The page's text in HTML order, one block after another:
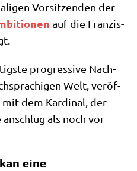
Vor­sit­zen­den der
auf die Fran­zis­
pro­gres­si­ve Nach­
Welt, ver­öf­
mit dem Kar­di­nal, der
als noch vor
eine